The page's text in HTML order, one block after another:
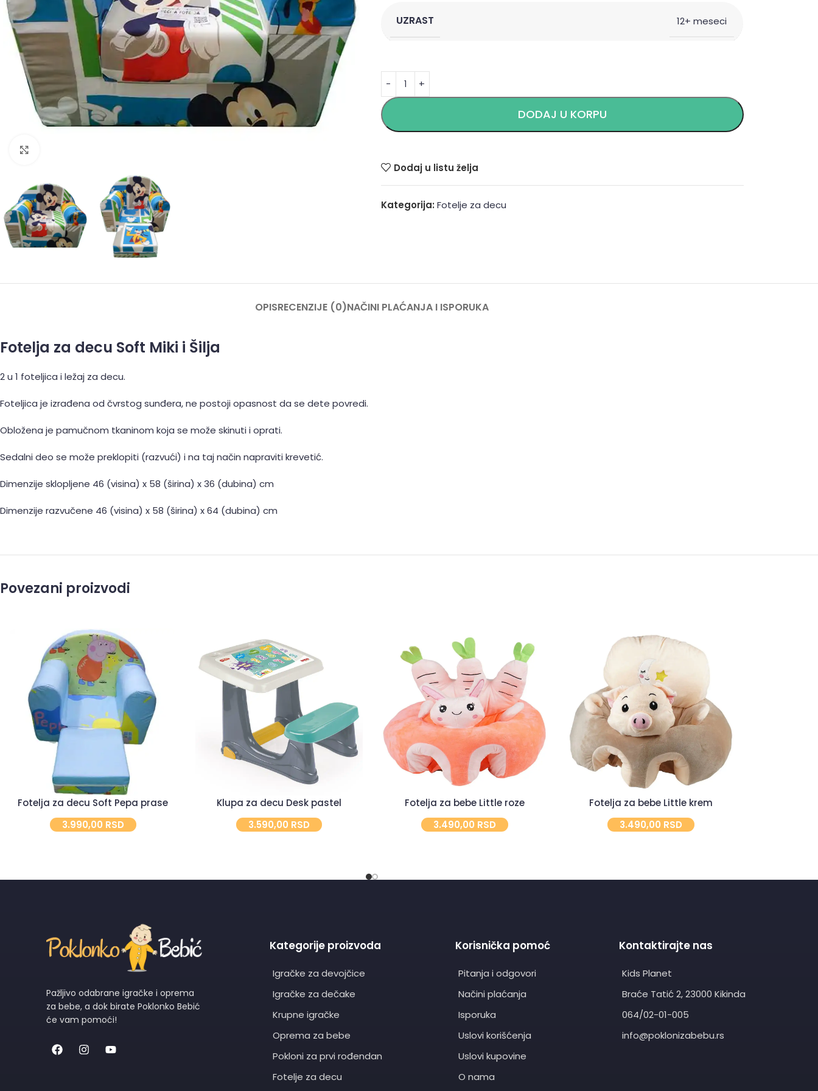
UZRAST 12+ meseci
DODAJ U KORPU
Alternative:
Dodaj u listu želja
Kategorija: Fotelje za decu
OPISRECENZIJE (0)NAČINI PLAĆANJA I ISPORUKA
Fotelja za decu Soft Miki i Šilja
2 u 1 foteljica i ležaj za decu.
Foteljica je izrađena od čvrstog sunđera, ne postoji opasnost da se dete povredi.
Obložena je pamučnom tkaninom koja se može skinuti i oprati.
Sedalni deo se može preklopiti (razvući) i na taj način napraviti krevetić.
Dimenzije sklopljene 46 (visina) x 58 (širina) x 36 (dubina) cm
Dimenzije razvučene 46 (visina) x 58 (širina) x 64 (dubina) cm
Povezani proizvodi
Fotelja za decu Soft Pepa prase
3.990,00 RSD
Klupa za decu Desk pastel
3.590,00 RSD
Fotelja za bebe Little roze
3.490,00 RSD
Fotelja za bebe Little krem
3.490,00 RSD
Pažljivo odabrane igračke i oprema
za bebe, a dok birate Poklonko Bebić
će vam pomoći!
Kategorije proizvoda
Igračke za devojčice
Igračke za dečake
Krupne igračke
Oprema za bebe
Pokloni za prvi rođendan
Fotelje za decu
Korisnička pomoć
Pitanja i odgovori
Načini plaćanja
Isporuka
Uslovi korišćenja
Uslovi kupovine
O nama
Kontaktirajte nas
Kids Planet
Braće Tatić 2, 23000 Kikinda
064/02-01-005
info@poklonizabebu.rs